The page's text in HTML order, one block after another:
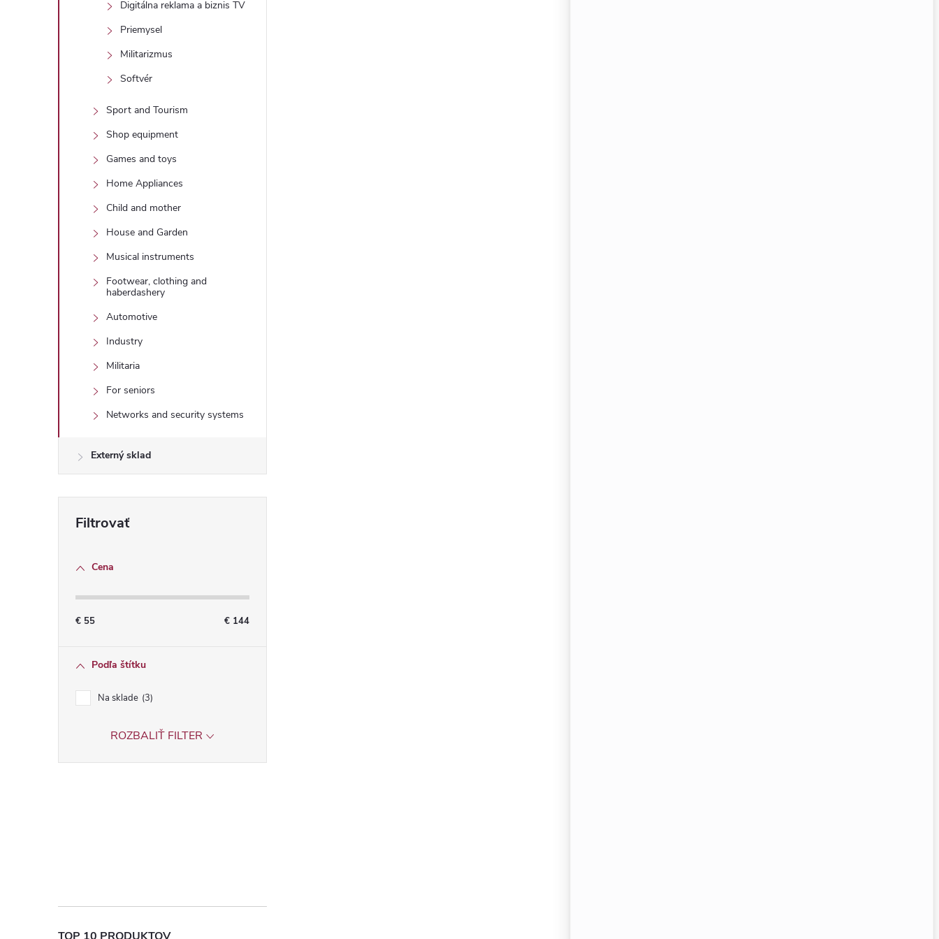
Digitálna reklama a biznis TV
Priemysel
Militarizmus
Softvér
Sport and Tourism
Shop equipment
Games and toys
Home Appliances
Child and mother
House and Garden
Musical instruments
Footwear, clothing and
haberdashery
Automotive
Industry
Militaria
For seniors
Networks and security systems
Externý sklad
Cena
€ 55 € 144
Podľa štítku
Na sklade 3
ROZBALIŤ FILTER